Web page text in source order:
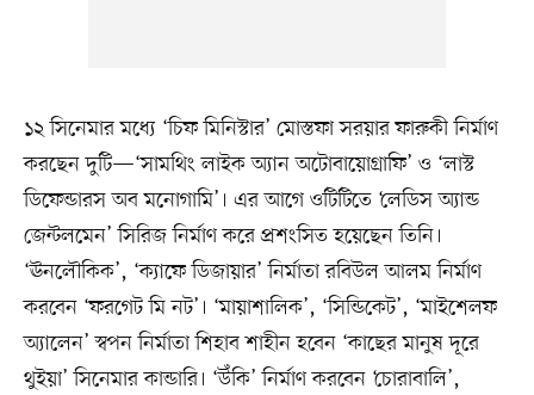
১২ সিনেমার মধ্যে ‘চিফ মিনিস্টার’ মোস্তফা সরয়ার ফারুকী নির্মাণ
করছেন দুটি—‘সামথিং লাইক অ্যান অটোবায়োগ্রাফি’ ও ‘লাস্ট
ডিফেন্ডারস অব মনোগামি’। এর আগে ওটিটিতে ‘লেডিস অ্যান্ড
জেন্টলমেন’ সিরিজ নির্মাণ করে প্রশংসিত হয়েছেন তিনি।
‘ঊনলৌকিক’, ‘ক্যাফে ডিজায়ার’ নির্মাতা রবিউল আলম নির্মাণ
করবেন ‘ফরগেট মি নট’। ‘মায়াশালিক’, ‘সিন্ডিকেট’, ‘মাইশেলফ
অ্যালেন’ স্বপন নির্মাতা শিহাব শাহীন হবেন ‘কাছের মানুষ দূরে
থুইয়া’ সিনেমার কান্ডারি। ‘উঁকি’ নির্মাণ করবেন ‘চোরাবালি’,